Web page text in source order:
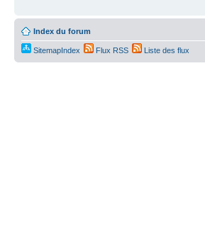
Index du forum
SitemapIndex Flux RSS Liste des flux